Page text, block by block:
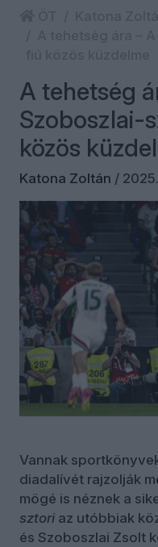
A tehetség
Szoboszlai-
közös
Katona Zoltán /
Vannak
diadalívét rajzolják
mögé is néznek a
sztori az utóbbiak
és Szoboszlai Zsolt